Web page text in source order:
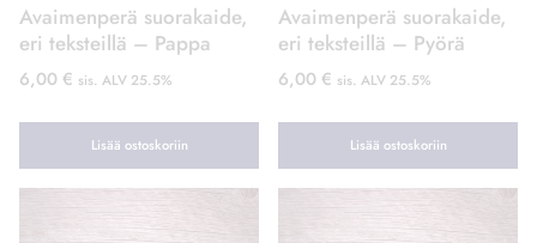
Avaimenperä suorakaide,
eri teksteillä – Pappa
6,00 € sis. ALV 25.5%
Lisää ostoskoriin
Avaimenperä suorakaide,
eri teksteillä – Pyörä
6,00 € sis. ALV 25.5%
Lisää ostoskoriin